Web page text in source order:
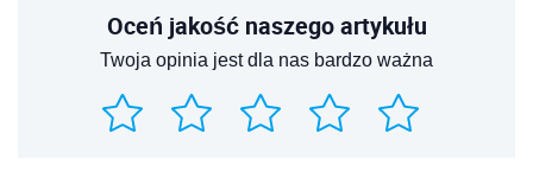
Oceń jakość naszego artykułu
Twoja opinia jest dla nas bardzo ważna